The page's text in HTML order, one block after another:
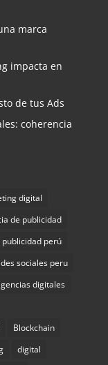
marca
impacta en
de tus Ads
coherencia
digital
de publicidad
perú
sociales peru
digitales
Blockchain
digital